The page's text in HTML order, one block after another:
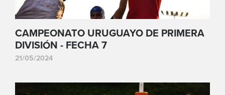
CAMPEONATO URUGUAYO DE PRIMERA
DIVISIÓN - FECHA 7
21/05/2024